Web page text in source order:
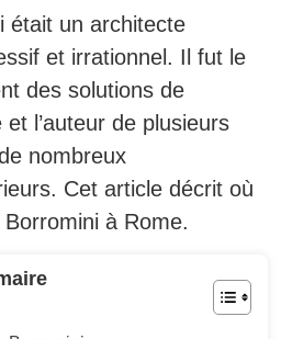
était un architecte
et irrationnel. Il fut le
des solutions de
l’auteur de plusieurs
nombreux
Cet article décrit où
à Rome.